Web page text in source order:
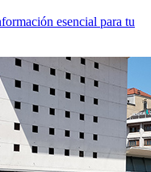
esencial para tu